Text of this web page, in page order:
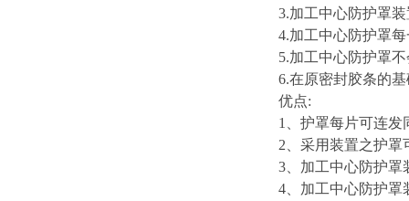
3.加工中心防护罩
4.加工中心防护罩
5.加工中心防护罩
6.在原密封胶条的
优点:
1
、护罩每片可连
2 、采用装置之护
3 、加工中心防护
4 、加工中心防护